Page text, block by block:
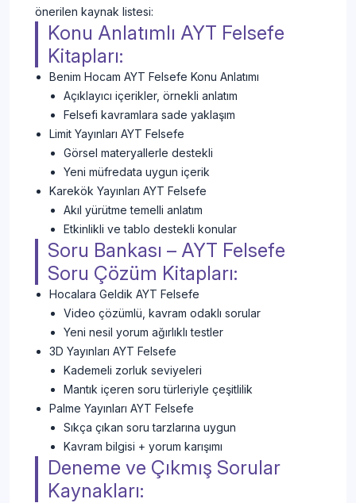
önerilen kaynak listesi:
Konu Anlatımlı AYT Felsefe
Kitapları:
Benim Hocam AYT Felsefe Konu Anlatımı
Açıklayıcı içerikler, örnekli anlatım
Felsefi kavramlara sade yaklaşım
Limit Yayınları AYT Felsefe
Görsel materyallerle destekli
Yeni müfredata uygun içerik
Karekök Yayınları AYT Felsefe
Akıl yürütme temelli anlatım
Etkinlikli ve tablo destekli konular
Soru Bankası – AYT Felsefe
Soru Çözüm Kitapları:
Hocalara Geldik AYT Felsefe
Video çözümlü, kavram odaklı sorular
Yeni nesil yorum ağırlıklı testler
3D Yayınları AYT Felsefe
Kademeli zorluk seviyeleri
Mantık içeren soru türleriyle çeşitlilik
Palme Yayınları AYT Felsefe
Sıkça çıkan soru tarzlarına uygun
Kavram bilgisi + yorum karışımı
Deneme ve Çıkmış Sorular
Kaynakları: